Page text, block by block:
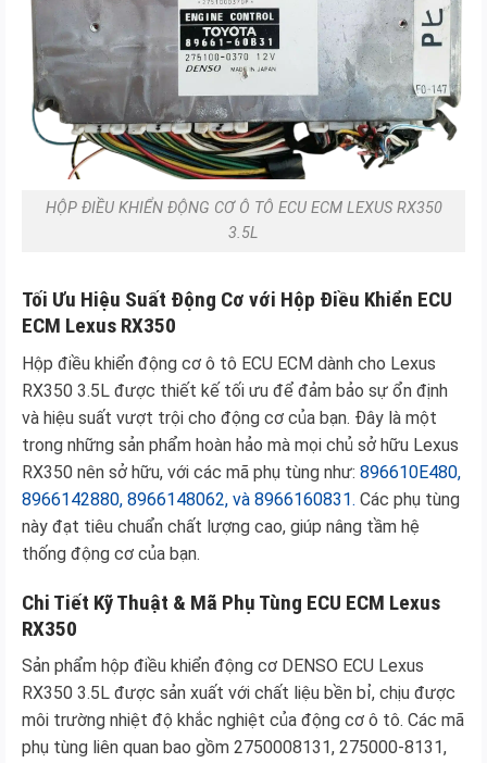
HỘP ĐIỀU KHIỂN ĐỘNG CƠ Ô TÔ ECU ECM LEXUS RX350
3.5L
Tối Ưu Hiệu Suất Động Cơ với Hộp Điều Khiển ECU
ECM Lexus RX350
Hộp điều khiển động cơ ô tô ECU ECM dành cho Lexus
RX350 3.5L được thiết kế tối ưu để đảm bảo sự ổn định
và hiệu suất vượt trội cho động cơ của bạn. Đây là một
trong những sản phẩm hoàn hảo mà mọi chủ sở hữu Lexus
RX350 nên sở hữu, với các mã phụ tùng như: 896610E480,
8966142880, 8966148062, và 8966160831. Các phụ tùng
này đạt tiêu chuẩn chất lượng cao, giúp nâng tầm hệ
thống động cơ của bạn.
Chi Tiết Kỹ Thuật & Mã Phụ Tùng ECU ECM Lexus
RX350
Sản phẩm hộp điều khiển động cơ DENSO ECU Lexus
RX350 3.5L được sản xuất với chất liệu bền bỉ, chịu được
môi trường nhiệt độ khắc nghiệt của động cơ ô tô. Các mã
phụ tùng liên quan bao gồm 2750008131, 275000-8131,